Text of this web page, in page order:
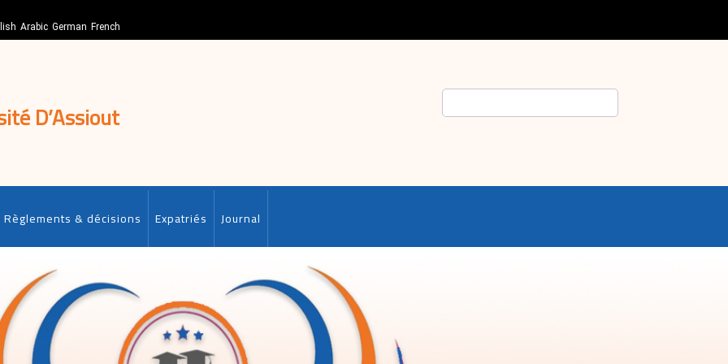
Arabic German French
D’Assiout
Règlements & décisions Expatriés Journal